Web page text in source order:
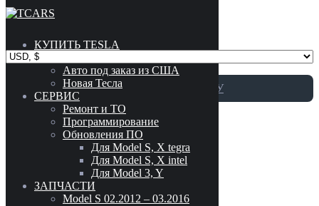
Skip to content
КУПИТЬ TESLA
Авто под заказ из США
Новая Тесла
СЕРВИС
Ремонт и ТО
Программирование
Обновления ПО
Для Model S, X tegra
Для Model S, X intel
Для Model 3, Y
ЗАПЧАСТИ
Model S 02.2012 – 03.2016
ПЕРЕЙТИ К КАТАЛОГУ
LUCID
Модель авто-
АКБ 12 вольт новый оригинал LUCID AIR P11-J21000-00